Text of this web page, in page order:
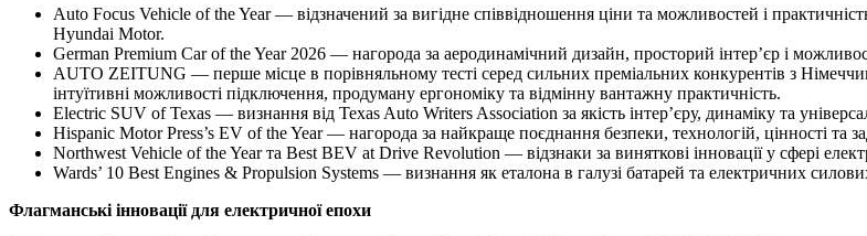
Auto Focus Vehicle of the Year — відзначений за вигідне співвідношення ціни та можливостей і
Hyundai Motor.
German Premium Car of the Year 2026 — нагорода за аеродинамічний дизайн, просторий інтер’єр і
AUTO ZEITUNG — перше місце в порівняльному тесті серед сильних преміальних конкурентів з
інтуїтивні можливості підключення, продуману ергономіку та відмінну вантажну практичність.
Electric SUV of Texas — визнання від Texas Auto Writers Association за якість інтер’єру, динаміку та
Hispanic Motor Press’s EV of the Year — нагорода за найкраще поєднання безпеки, технологій, цінності та
Northwest Vehicle of the Year та Best BEV at Drive Revolution — відзнаки за виняткові інновації у сфері
Wards’ 10 Best Engines & Propulsion Systems — визнання як еталона в галузі батарей та електричних
Флагманські інновації для електричної епохи